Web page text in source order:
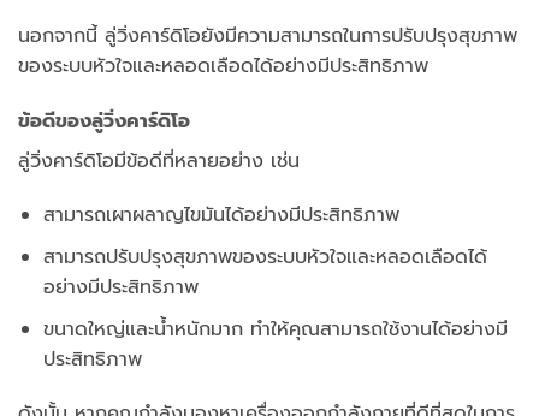
นอกจากนี้ ลู่วิ่งคาร์ดิโอยังมีความสามารถในการปรับปรุงสุขภาพ
ของระบบหัวใจและหลอดเลือดได้อย่างมีประสิทธิภาพ
ข้อดีของลู่วิ่งคาร์ดิโอ
ลู่วิ่งคาร์ดิโอมีข้อดีที่หลายอย่าง เช่น
สามารถเผาผลาญไขมันได้อย่างมีประสิทธิภาพ
สามารถปรับปรุงสุขภาพของระบบหัวใจและหลอดเลือดได้
อย่างมีประสิทธิภาพ
ขนาดใหญ่และน้ำหนักมาก ทำให้คุณสามารถใช้งานได้อย่างมี
ประสิทธิภาพ